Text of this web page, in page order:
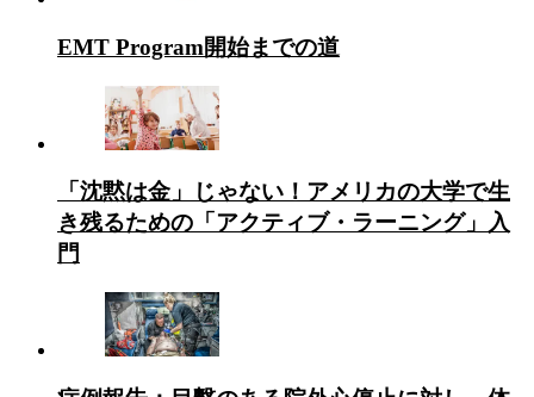
EMT Program開始までの道
「沈黙は金」じゃない！アメリカの大学で生
き残るための「アクティブ・ラーニング」入
門